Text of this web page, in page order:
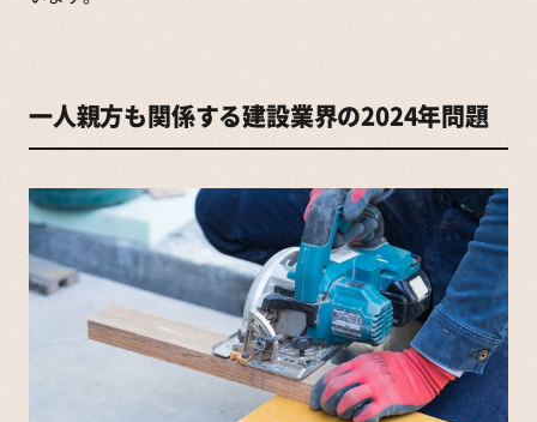
一人親方も関係する建設業界の2024年問題